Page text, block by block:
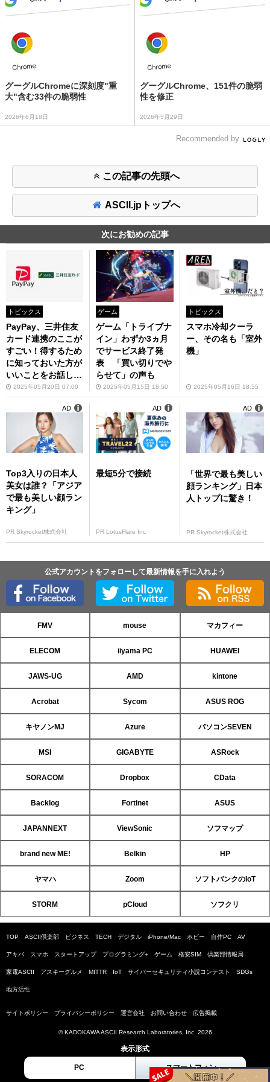
グーグルChromeに深刻度"重
大"含む33件の脆弱性
2026年6月18日
グーグルChrome、151件の脆弱
性を修正
2026年5月29日
Recommended by
この記事の先頭へ
ASCII.jpトップへ
次にお勧めの記事
トピックス
PayPay、三井住友
カード連携のここが
すごい！得するため
に知っておいた方が
いいことをお話しま
す2025年05月20日 07:00
ゲーム
ゲーム「トライブナ
イン」わずか3ヵ月
でサービス終了発
表 「買い切りでや
らせて」の声も
2025年05月15日 18:50
トピックス
スマホ冷却クーラ
ー、その名も「室外
機」
2025年05月16日 18:55
Top3入りの日本人
美女は誰？「アジア
で最も美しい顔ラン
キング」
PR Skyrocket株式会社
AD
最短5分で接続
PR LotusFlare Inc
AD
「世界で最も美しい
顔ランキング」日本
人トップに驚き！
PR Skyrocket株式会社
AD
公式アカウントをフォローして最新情報を手に入れよう
FMV mouse マカフィー
ELECOM iiyama PC HUAWEI
JAWS-UG AMD kintone
Acrobat Sycom ASUS ROG
キヤノンMJ Azure パソコンSEVEN
MSI GIGABYTE ASRock
SORACOM Dropbox CData
Backlog Fortinet ASUS
JAPANNEXT ViewSonic ソフマップ
brand new ME! Belkin HP
ヤマハ Zoom ソフトバンクのIoT
STORM pCloud ソフクリ
TOP ASCII倶楽部 ビジネス TECH デジタル iPhone/Mac ホビー 自作PC AV
アキバ スマホ スタートアップ プログラミング+ ゲーム 格安SIM 倶楽部情報局
家電ASCII アスキーグルメ MITTR IoT サイバーセキュリティ小説コンテスト SDGs
地方活性
サイトポリシー プライバシーポリシー 運営会社 お問い合わせ 広告掲載
© KADOKAWA ASCII Research Laboratories, Inc. 2026
表示形式
PC スマートフォン